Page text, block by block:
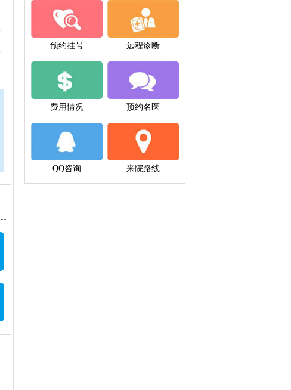
预约挂号 远程诊断
费用情况 预约名医
QQ咨询 来院路线